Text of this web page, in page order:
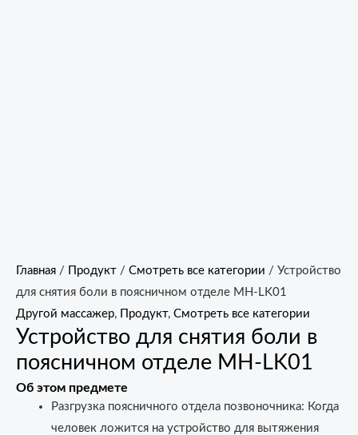
Главная / Продукт / Смотреть все категории / Устройство
для снятия боли в поясничном отделе MH-LK01
Другой массажер, Продукт, Смотреть все категории
Устройство для снятия боли в
поясничном отделе MH-LK01
Об этом предмете
Разгрузка поясничного отдела позвоночника: Когда
человек ложится на устройство для вытяжения